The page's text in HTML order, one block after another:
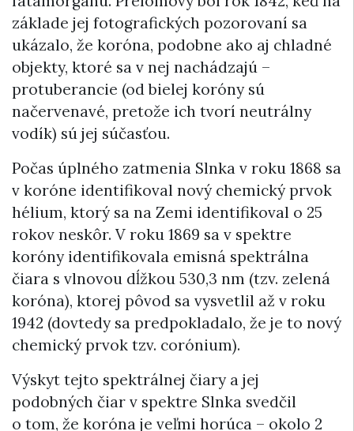
základe jej fotografických pozorovaní sa
ukázalo, že koróna, podobne ako aj chladné
objekty, ktoré sa v nej nachádzajú –
protuberancie (od bielej koróny sú
načervenavé, pretože ich tvorí neutrálny
vodík) sú jej súčasťou.
Počas úplného zatmenia Slnka v roku 1868 sa
v koróne identifikoval nový chemický prvok
hélium, ktorý sa na Zemi identifikoval o 25
rokov neskôr. V roku 1869 sa v spektre
koróny identifikovala emisná spektrálna
čiara s vlnovou dĺžkou 530,3 nm (tzv. zelená
koróna), ktorej pôvod sa vysvetlil až v roku
1942 (dovtedy sa predpokladalo, že je to nový
chemický prvok tzv. corónium).
Výskyt tejto spektrálnej čiary a jej
podobných čiar v spektre Slnka svedčil
o tom, že koróna je veľmi horúca – okolo 2